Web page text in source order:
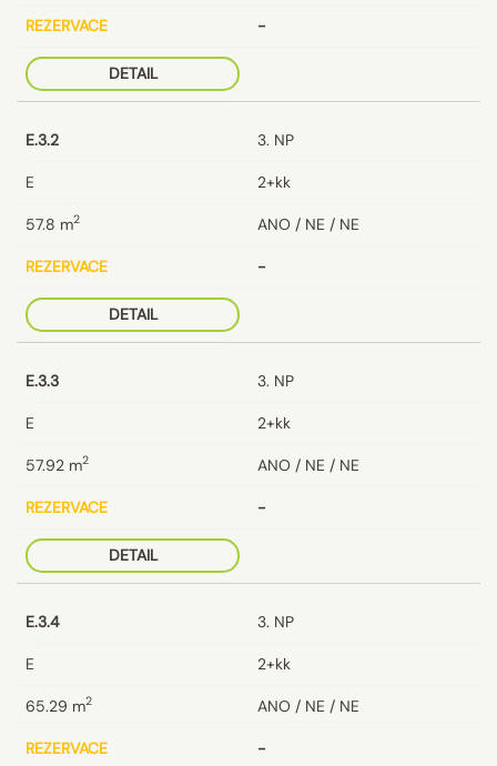
REZERVACE -
DETAIL
E.3.2 3. NP
E 2+kk
57.8 m2 ANO / NE / NE
REZERVACE -
DETAIL
E.3.3 3. NP
E 2+kk
57.92 m2 ANO / NE / NE
REZERVACE -
DETAIL
E.3.4 3. NP
E 2+kk
65.29 m2 ANO / NE / NE
REZERVACE -